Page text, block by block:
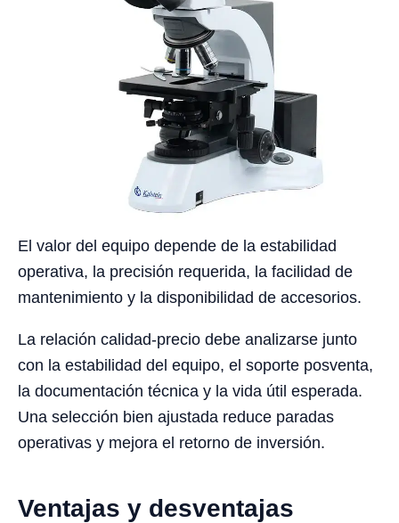
El valor del equipo depende de la estabilidad
operativa, la precisión requerida, la facilidad de
mantenimiento y la disponibilidad de accesorios.
La relación calidad-precio debe analizarse junto
con la estabilidad del equipo, el soporte posventa,
la documentación técnica y la vida útil esperada.
Una selección bien ajustada reduce paradas
operativas y mejora el retorno de inversión.
Ventajas y desventajas